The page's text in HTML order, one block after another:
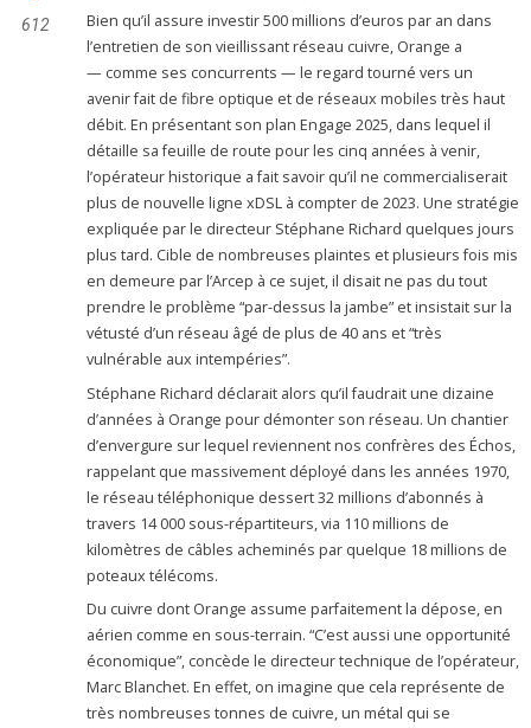
612
Bien qu’il assure investir 500 millions d’euros par an dans
l’entretien de son vieillissant réseau cuivre, Orange a
— comme ses concurrents — le regard tourné vers un
avenir fait de fibre optique et de réseaux mobiles très haut
débit. En présentant son plan Engage 2025, dans lequel il
détaille sa feuille de route pour les cinq années à venir,
l’opérateur historique a fait savoir qu’il ne commercialiserait
plus de nouvelle ligne xDSL à compter de 2023. Une stratégie
expliquée par le directeur Stéphane Richard quelques jours
plus tard. Cible de nombreuses plaintes et plusieurs fois mis
en demeure par l’Arcep à ce sujet, il disait ne pas du tout
prendre le problème “par-dessus la jambe” et insistait sur la
vétusté d’un réseau âgé de plus de 40 ans et “très
vulnérable aux intempéries”.
Stéphane Richard déclarait alors qu’il faudrait une dizaine
d’années à Orange pour démonter son réseau. Un chantier
d’envergure sur lequel reviennent nos confrères des Échos,
rappelant que massivement déployé dans les années 1970,
le réseau téléphonique dessert 32 millions d’abonnés à
travers 14 000 sous-répartiteurs, via 110 millions de
kilomètres de câbles acheminés par quelque 18 millions de
poteaux télécoms.
Du cuivre dont Orange assume parfaitement la dépose, en
aérien comme en sous-terrain. “C’est aussi une opportunité
économique”, concède le directeur technique de l’opérateur,
Marc Blanchet. En effet, on imagine que cela représente de
très nombreuses tonnes de cuivre, un métal qui se